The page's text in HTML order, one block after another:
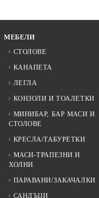
МЕБЕЛИ
СТОЛОВЕ
КАНАПЕТА
ЛЕГЛА
КОНЗОЛИ И ТОАЛЕТКИ
МИНИБАР, БАР МАСИ И
СТОЛОВЕ
КРЕСЛА/ТАБУРЕТКИ
МАСИ-ТРАПЕЗНИ И
ХОЛНИ
ПАРАВАНИ/ЗАКАЧАЛКИ
САНДЪЦИ